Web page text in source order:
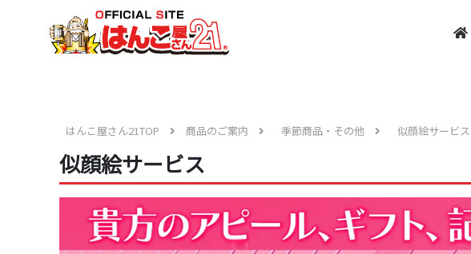
はんこ屋さん21TOP 商品のご案内 季節商品・その他 似顔絵サービス
似顔絵サービス